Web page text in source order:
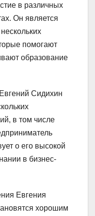
в различных
Он является
помогают
образование
Сидихин
в том числе
о его высокой
в бизнес-
Евгения
хорошим